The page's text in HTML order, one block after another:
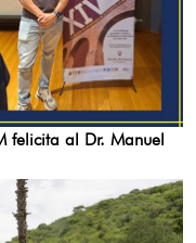
felicita al Dr. Manuel